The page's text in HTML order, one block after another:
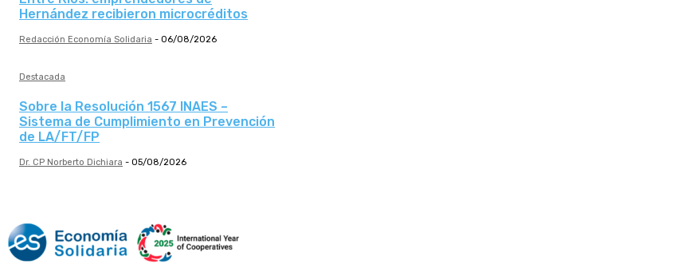
Hernández recibieron microcréditos
Redacción Economía Solidaria - 06/08/2026
Destacada
Sobre la Resolución 1567 INAES –
Sistema de Cumplimiento en Prevención
de LA/FT/FP
Dr. CP Norberto Dichiara - 05/08/2026